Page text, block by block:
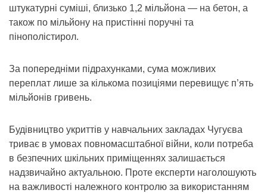
штукатурні суміші, близько 1,2 мільйона — на бетон, а
також по мільйону на пристінні поручні та
пінополістирол.
За попередніми підрахунками, сума можливих
переплат лише за кількома позиціями перевищує п’ять
мільйонів гривень.
Будівництво укриттів у навчальних закладах Чугуєва
триває в умовах повномасштабної війни, коли потреба
в безпечних шкільних приміщеннях залишається
надзвичайно актуальною. Проте експерти наголошують
на важливості належного контролю за використанням